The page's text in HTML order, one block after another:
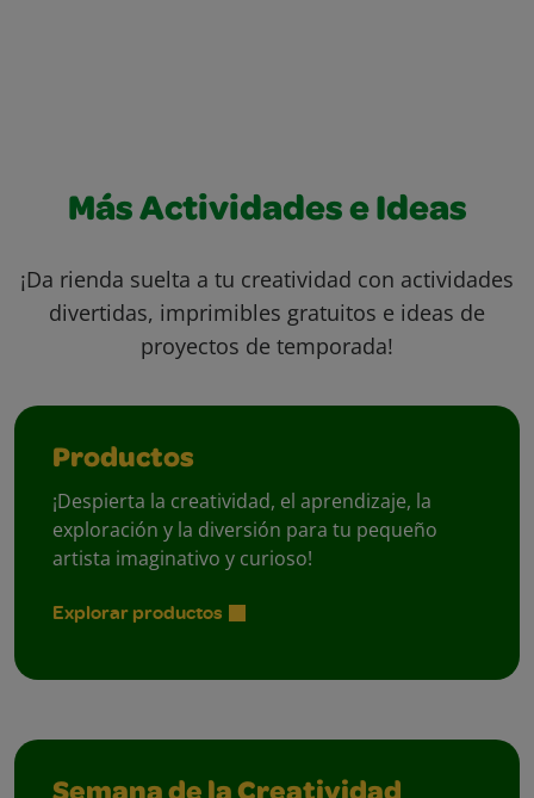
Más Actividades e Ideas
¡Da rienda suelta a tu creatividad con actividades
divertidas, imprimibles gratuitos e ideas de
proyectos de temporada!
Productos
¡Despierta la creatividad, el aprendizaje, la
exploración y la diversión para tu pequeño
artista imaginativo y curioso!
Explorar productos